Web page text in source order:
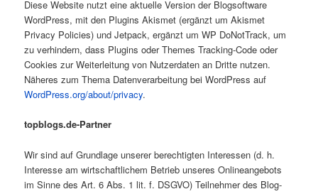
Diese Website nutzt eine aktuelle Version der Blogsoftware
WordPress, mit den Plugins Akismet (ergänzt um Akismet
Privacy Policies) und Jetpack, ergänzt um WP DoNotTrack, um
zu verhindern, dass Plugins oder Themes Tracking-Code oder
Cookies zur Weiterleitung von Nutzerdaten an Dritte nutzen.
Näheres zum Thema Datenverarbeitung bei WordPress auf
WordPress.org/about/privacy.
topblogs.de-Partner
Wir sind auf Grundlage unserer berechtigten Interessen (d. h.
Interesse am wirtschaftlichem Betrieb unseres Onlineangebots
im Sinne des Art. 6 Abs. 1 lit. f. DSGVO) Teilnehmer des Blog-